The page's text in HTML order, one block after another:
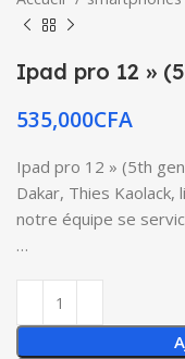
Ipad pro 12 »
535,000CFA
Ipad pro 12 » (5th
Dakar, Thies
notre équipe se
…